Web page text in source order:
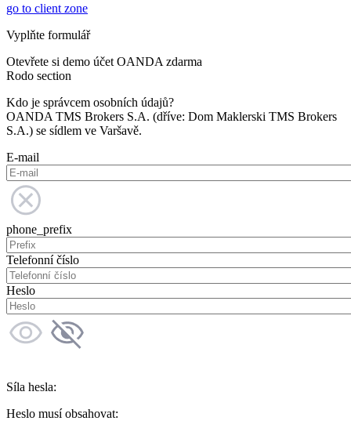
go to client zone
Vyplňte formulář
Otevřete si demo účet OANDA zdarma
Rodo section
Kdo je správcem osobních údajů?
OANDA TMS Brokers S.A. (dříve: Dom Maklerski TMS Brokers
S.A.) se sídlem ve Varšavě.
E-mail
phone_prefix
Telefonní číslo
Heslo
Síla hesla:
Heslo musí obsahovat: